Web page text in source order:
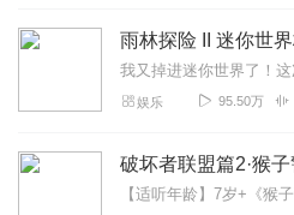
雨林探险 II 迷你世
娱乐 95.50万